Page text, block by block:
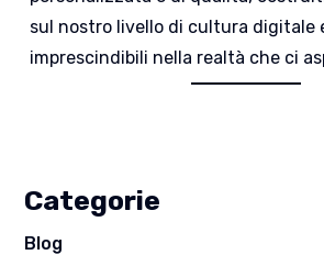
Categorie
Blog
sul nostro livello di cultura digitale
imprescindibili nella realtà che ci